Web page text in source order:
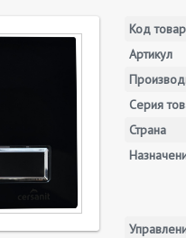
Код
Артикул
Серия
Страна